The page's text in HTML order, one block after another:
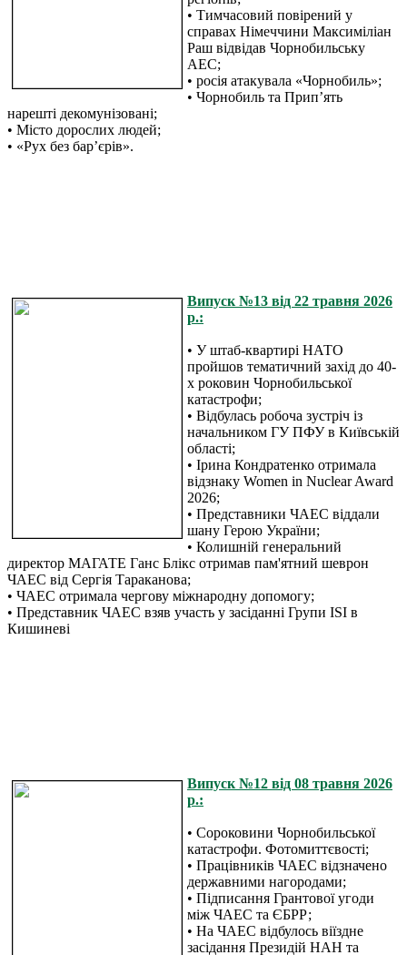
• Тимчасовий повірений у
справах Німеччини Максиміліан
Раш відвідав Чорнобильську
АЕС;
• росія атакувала «Чорнобиль»;
• Чорнобиль та Прип’ять
нарешті декомунізовані;
• Місто дорослих людей;
• «Рух без бар’єрів».
Випуск №13 від 22 травня 2026
р.:
• У штаб-квартирі НАТО
пройшов тематичний захід до 40-
х роковин Чорнобильської
катастрофи;
• Відбулась робоча зустріч із
начальником ГУ ПФУ в Київській
області;
• Ірина Кондратенко отримала
відзнаку Women in Nuclear Award
2026;
• Представники ЧАЕС віддали
шану Герою України;
• Колишній генеральний
директор МАГАТЕ Ганс Блікс отримав пам'ятний шеврон
ЧАЕС від Сергія Тараканова;
• ЧАЕС отримала чергову міжнародну допомогу;
• Представник ЧАЕС взяв участь у засіданні Групи ISI в
Кишиневі
Випуск №12 від 08 травня 2026
р.:
• Сороковини Чорнобильської
катастрофи. Фотомиттєвості;
• Працівників ЧАЕС відзначено
державними нагородами;
• Підписання Грантової угоди
між ЧАЕС та ЄБРР;
• На ЧАЕС відбулось віїздне
засідання Президій НАН та